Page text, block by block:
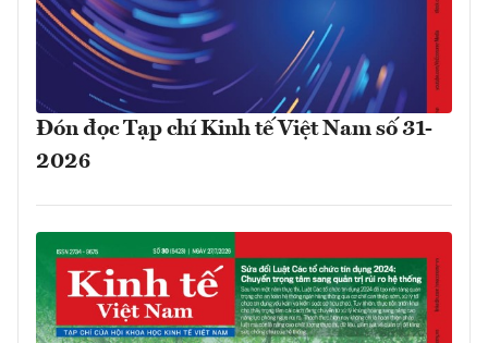
Đón đọc Tạp chí Kinh tế Việt Nam số 31-
2026